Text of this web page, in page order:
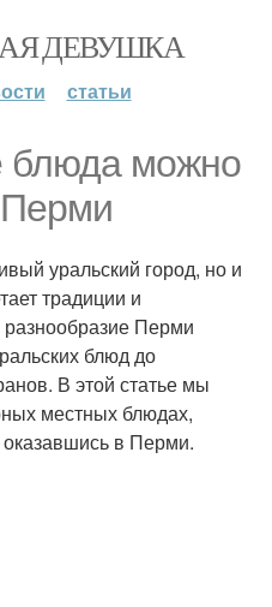
ДЕВУШКА
статьи
блюда можно
Перми
уральский город, но и
традиции и
Перми
блюд до
В этой статье мы
местных блюдах,
оказавшись в Перми.